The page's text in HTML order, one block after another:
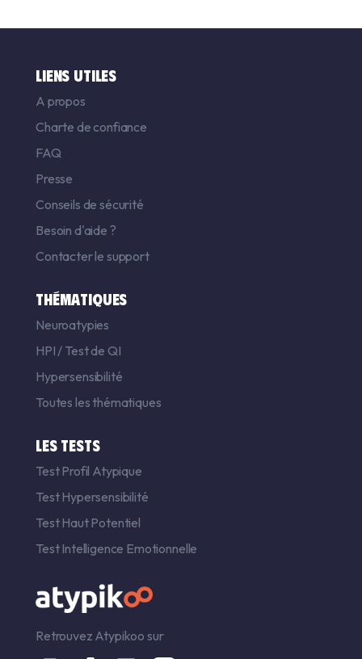
LIENS UTILES
A propos
Charte de confiance
FAQ
Presse
Conseils de sécurité
Besoin d'aide ?
Contacter le support
THÉMATIQUES
Neuroatypies
HPI / Test de QI
Hypersensibilité
Toutes les thématiques
LES TESTS
Test Profil Atypique
Test Hypersensibilité
Test Haut Potentiel
Test Intelligence Emotionnelle
Retrouvez Atypikoo sur